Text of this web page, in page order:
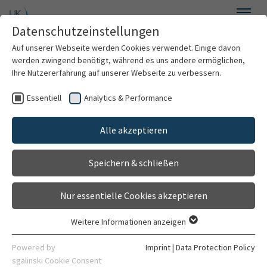
Skip to main content
Clinics & Institutes
Organization
Contact
Prof. Dr. rer. medic. Martin
Müller, MPH
Datenschutzeinstellungen
Auf unserer Webseite werden Cookies verwendet. Einige davon
werden zwingend benötigt, während es uns andere ermöglichen,
Ihre Nutzererfahrung auf unserer Webseite zu verbessern.
Essentiell Analytics & Performance
Alle akzeptieren
Speichern & schließen
Nur essentielle Cookies akzeptieren
Essentielle Cookies werden für grundlegende Funktionen der
Webseite benötigt. Dadurch ist gewährleistet, dass die
Weitere Informationen anzeigen
Powered by
sgalinski Cookie Consent
Imprint| Data Protection Policy